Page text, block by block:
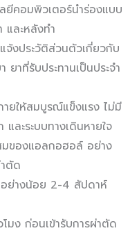
ยีคอมพิวเตอร์นำร่องแบบ
ละหลังทำ
จ้งประวัติส่วนตัวเกี่ยวกับ
ยาที่รับประทานเป็นประจำ
ยให้สมบูรณ์แข็งแรง ไม่มี
ละระบบทางเดินหายใจ
ของแอลกอฮอล์ อย่าง
ตัด
อย่างน้อย 2-4 สัปดาห์
มง ก่อนเข้ารับการผ่าตัด